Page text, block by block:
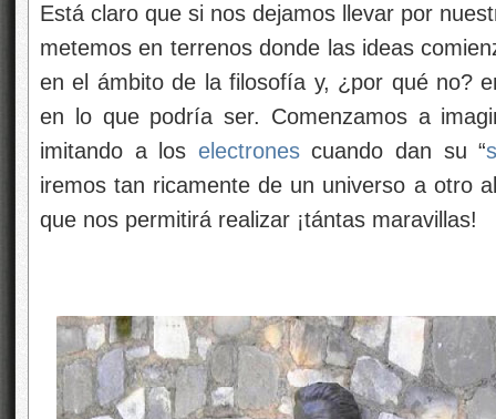
Está claro que si nos dejamos llevar por
metemos en terrenos donde las ideas
en el ámbito de la filosofía y, ¿por qué no?
en lo que podría ser. Comenzamos a
imitando a los electronescuando dan su “
iremos tan ricamente de un universo a otro
que nos permitirá realizar ¡tántas maravillas!